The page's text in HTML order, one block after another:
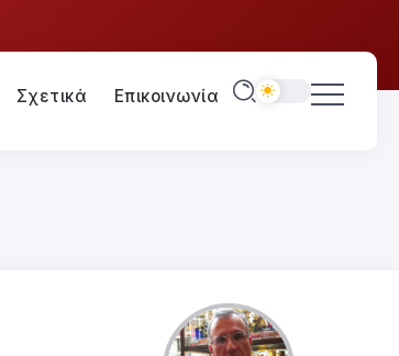
Σχετικά Επικοινωνία